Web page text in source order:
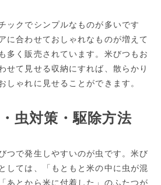
ックでシンプルなものが多いです
に合わせておしゃれなものが増えて
多く販売されています。米びつもお
せて見せる収納にすれば、散らかり
しゃれに見せることができます。
虫対策・駆除方法
つで発生しやすいのが虫です。米び
しては、「もともと米の中に虫が混
あとから米に付着した」のふたつが